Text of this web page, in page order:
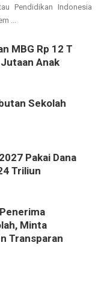
Pendidikan Indonesia
...
MBG Rp 12 T
Anak
Sekolah
Pakai Dana
Triliun
Minta
Transparan